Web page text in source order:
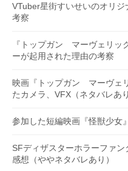
VTuber星街すいせいのオリ
考察
『トップガン マーヴェリッ
ーが起用された理由の考察
映画『トップガン マーヴェ
たカメラ、VFX（ネタバレあり
参加した短編映画『怪獣少女
SFディザスターホラーファ
感想（ややネタバレあり）